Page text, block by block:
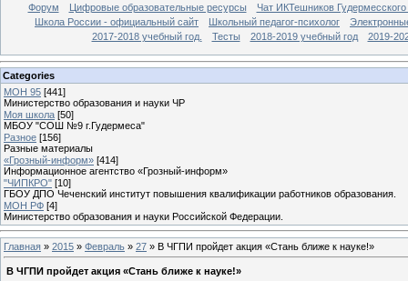
Форум
Цифровые образовательные ресурсы
Чат ИКТешников Гудермесского
Школа России - официальный сайт
Школьный педагог-психолог
2017-2018 учебный год.
Тесты 2018-2019 учебный год 2019-
Categories
МОН 95 [441]
Министерство образования и науки ЧР
Моя школа [50]
МБОУ "СОШ №9 г.Гудермеса"
Разное [156]
Разные материалы
«Грозный-информ» [414]
Информационное агентство «Грозный-информ»
"ЧИПКРО" [10]
ГБОУ ДПО Чеченский институт повышения квалификации работников образования.
МОН РФ [4]
Министерство образования и науки Российской Федерации.
Главная » 2015 » Февраль » 27 » В ЧГПИ пройдет акция «Стань ближе к науке!»
В ЧГПИ пройдет акция «Стань ближе к науке!»